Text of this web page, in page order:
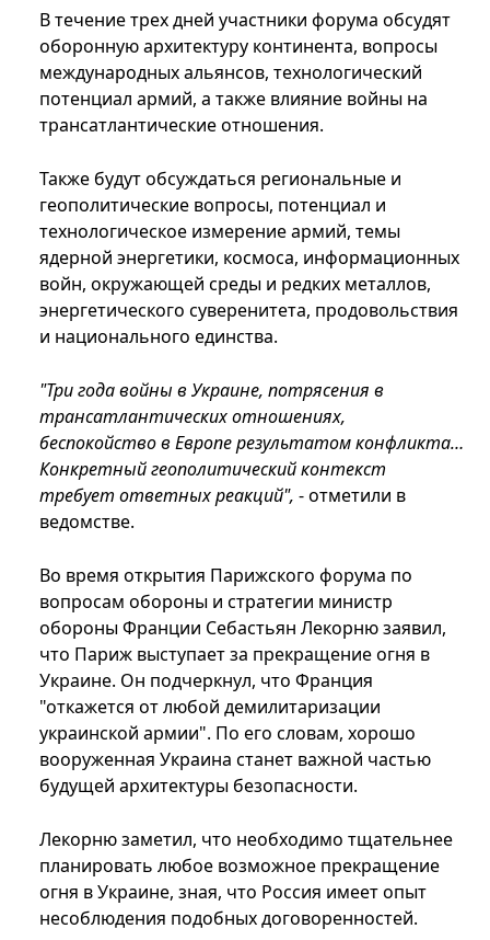
В течение трех дней участники форума обсудят
оборонную архитектуру континента, вопросы
международных альянсов, технологический
потенциал армий, а также влияние войны на
трансатлантические отношения.
Также будут обсуждаться региональные и
геополитические вопросы, потенциал и
технологическое измерение армий, темы
ядерной энергетики, космоса, информационных
войн, окружающей среды и редких металлов,
энергетического суверенитета, продовольствия
и национального единства.
"Три года войны в Украине, потрясения в
трансатлантических отношениях,
беспокойство в Европе результатом конфликта…
Конкретный геополитический контекст
требует ответных реакций", - отметили в
ведомстве.
Во время открытия Парижского форума по
вопросам обороны и стратегии министр
обороны Франции Себастьян Лекорню заявил,
что Париж выступает за прекращение огня в
Украине. Он подчеркнул, что Франция
"откажется от любой демилитаризации
украинской армии". По его словам, хорошо
вооруженная Украина станет важной частью
будущей архитектуры безопасности.
Лекорню заметил, что необходимо тщательнее
планировать любое возможное прекращение
огня в Украине, зная, что Россия имеет опыт
несоблюдения подобных договоренностей.